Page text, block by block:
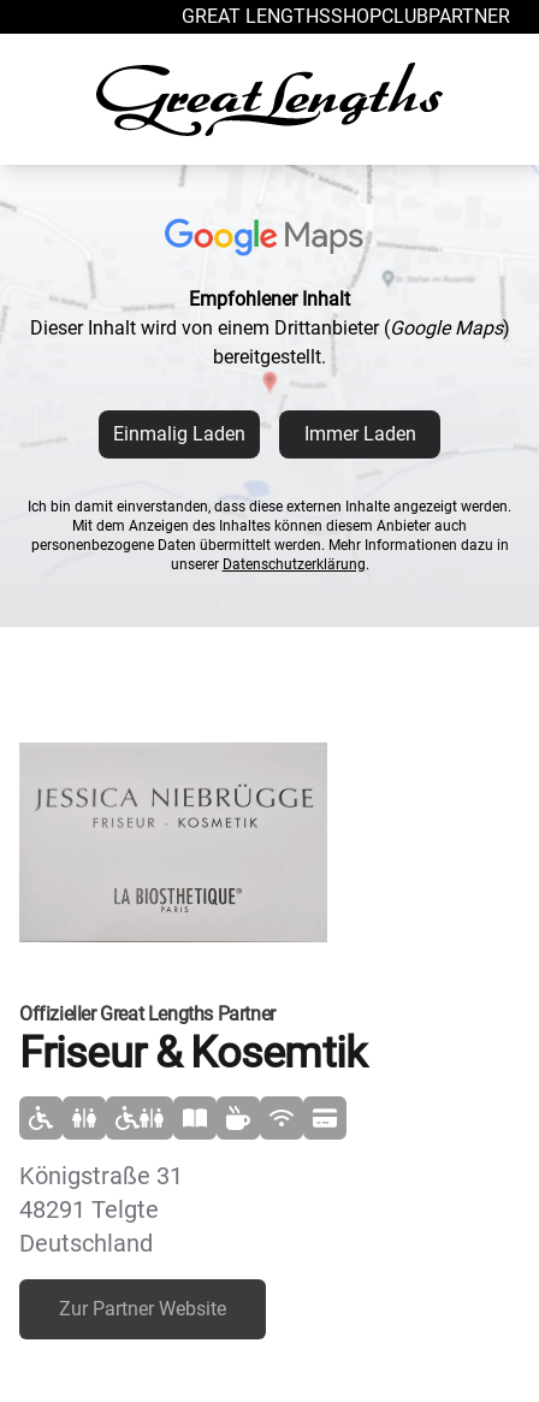
GREAT LENGTHSSHOPCLUBPARTNER
Empfohlener Inhalt
Dieser Inhalt wird von einem Drittanbieter (Google Maps)
bereitgestellt.
Einmalig Laden Immer Laden
Ich bin damit einverstanden, dass diese externen Inhalte angezeigt werden.
Mit dem Anzeigen des Inhaltes können diesem Anbieter auch
personenbezogene Daten übermittelt werden. Mehr Informationen dazu in
unserer Datenschutzerklärung.
Offizieller Great Lengths Partner
Friseur & Kosemtik
Königstraße 31
48291 Telgte
Deutschland
Zur Partner Website